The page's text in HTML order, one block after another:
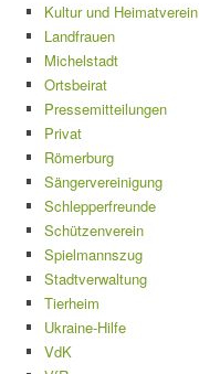
Kultur und Heimatverein
Landfrauen
Michelstadt
Ortsbeirat
Pressemitteilungen
Privat
Römerburg
Sängervereinigung
Schlepperfreunde
Schützenverein
Spielmannszug
Stadtverwaltung
Tierheim
Ukraine-Hilfe
VdK